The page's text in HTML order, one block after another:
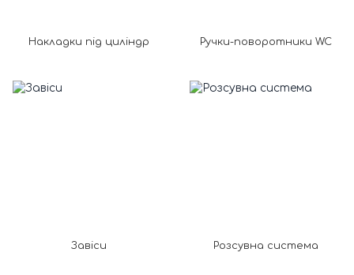
Накладки під циліндр Ручки-поворотники WC
Завіси Розсувна система